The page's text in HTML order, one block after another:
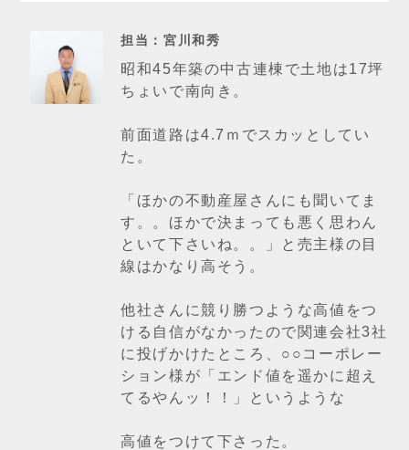
担当：宮川和秀
昭和45年築の中古連棟で土地は17坪
ちょいで南向き。
前面道路は4.7ｍでスカッとしてい
た。
「ほかの不動産屋さんにも聞いてま
す。。ほかで決まっても悪く思わん
といて下さいね。。」と売主様の目
線はかなり高そう。
他社さんに競り勝つような高値をつ
ける自信がなかったので関連会社3社
に投げかけたところ、○○コーポレー
ション様が「エンド値を遥かに超え
てるやんッ！！」というような
高値をつけて下さった。